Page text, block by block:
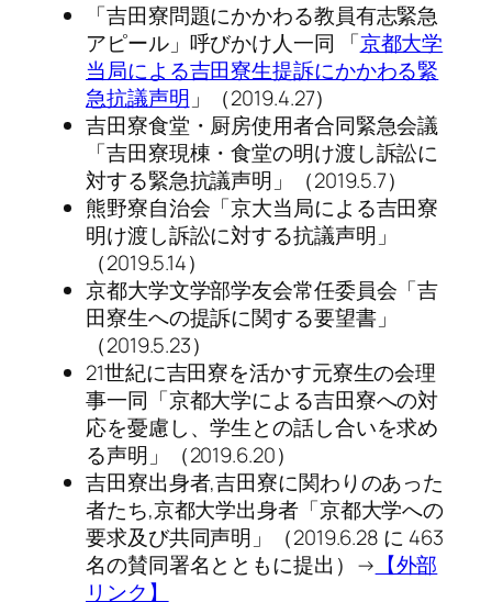
「吉田寮問題にかかわる教員有志緊急
アピール」呼びかけ人一同 「京都大学
当局による吉田寮生提訴にかかわる緊
急抗議声明 」（2019.4.27）
吉田寮食堂・厨房使用者合同緊急会議
「吉田寮現棟・食堂の明け渡し訴訟に
対する緊急抗議声明」（2019.5.7）
熊野寮自治会「京大当局による吉田寮
明け渡し訴訟に対する抗議声明」
（2019.5.14）
京都大学文学部学友会常任委員会「吉
田寮生への提訴に関する要望書」
（2019.5.23）
21世紀に吉田寮を活かす元寮生の会理
事一同「京都大学による吉田寮への対
応を憂慮し、学生との話し合いを求め
る声明」（2019.6.20）
吉田寮出身者,吉田寮に関わりのあった
者たち,京都大学出身者「京都大学への
要求及び共同声明」（2019.6.28 に 463
名の賛同署名とともに提出）→ 【外部
リンク】